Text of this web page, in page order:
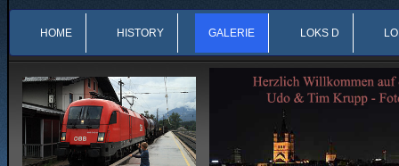
HOME HISTORY GALERIE LOKS D